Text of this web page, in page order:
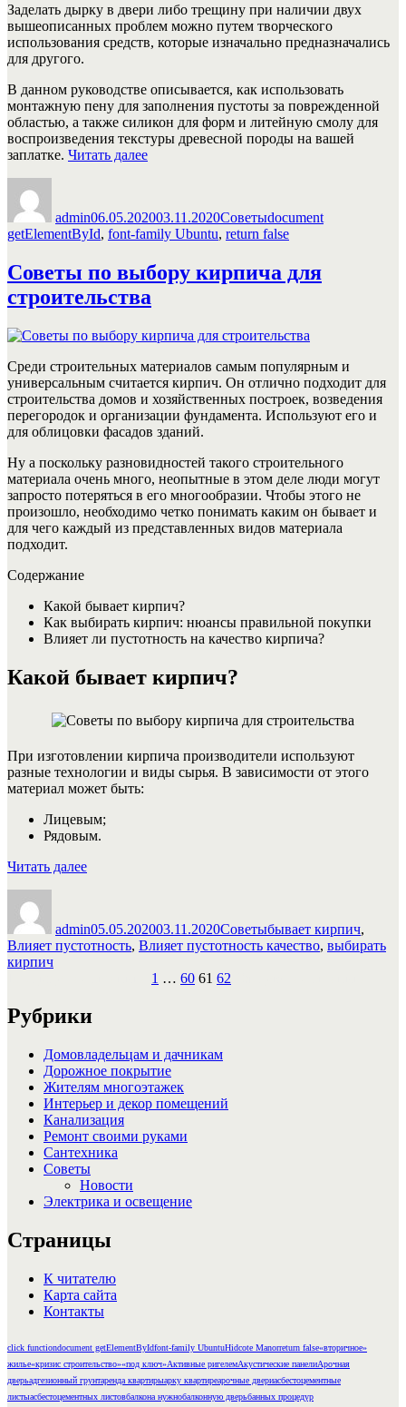
Заделать дырку в двери либо трещину при наличии двух
вышеописанных проблем можно путем творческого
использования средств, которые изначально предназначались
для другого.
В данном руководстве описывается, как использовать
монтажную пену для заполнения пустоты за поврежденной
областью, а также силикон для форм и литейную смолу для
воспроизведения текстуры древесной породы на вашей
заплатке. Читать далее«Как
двери
и
рисунок
дерева
за
шагов»
admin06.05.202003.11.2020Советыdocument
getElementById, font-family Ubuntu, return false
Советы по выбору кирпича для
строительства
Среди строительных материалов самым популярным и
универсальным считается кирпич. Он отлично подходит для
строительства домов и хозяйственных построек, возведения
перегородок и организации фундамента. Используют его и
для облицовки фасадов зданий.
Ну а поскольку разновидностей такого строительного
материала очень много, неопытные в этом деле люди могут
запросто потеряться в его многообразии. Чтобы этого не
произошло, необходимо четко понимать каким он бывает и
для чего каждый из представленных видов материала
подходит.
Содержание
Какой бывает кирпич?
Как выбирать кирпич: нюансы правильной покупки
Влияет ли пустотность на качество кирпича?
Какой бывает кирпич?
При изготовлении кирпича производители используют
разные технологии и виды сырья. В зависимости от этого
материал может быть:
Лицевым;
Рядовым.
Читать далее«Советы
для
строительства»
admin05.05.202003.11.2020Советыбывает кирпич,
Влияет пустотность, Влияет пустотность качество, выбирать
кирпич
записей
Страница
1 … Страница
60 Страница
61 Страница
62
Рубрики
Домовладельцам и дачникам
Дорожное покрытие
Жителям многоэтажек
Интерьер и декор помещений
Канализация
Ремонт своими руками
Сантехника
Советы
Новости
Электрика и освещение
Страницы
К читателю
Карта сайта
Контакты
click functiondocument getElementByIdfont-family UbuntuHidcote Manorreturn false«вторичное»
жилье«кризис строительство»«под ключ»Активные ригелемАкустические панелиАрочная
дверьадгезионный грунтаренда квартирыарку квартиреарочные двериасбестоцементные
листыасбестоцементных листовбалкона нужнобалконную дверьбанных процедур